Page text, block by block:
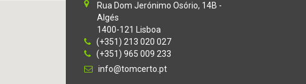
Rua Dom Jerónimo Osório, 14B -
Algés
1400-121 Lisboa
(+351) 213 020 027
(+351) 965 009 233
info@tomcerto.pt